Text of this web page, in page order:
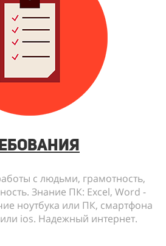
с людьми, грамотность,
Знание ПК: Еxcel, Word -
ноутбука или ПК, смартфона
ios. Надежный интернет.